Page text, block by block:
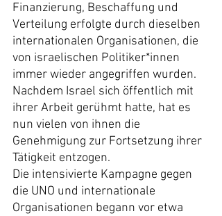
Finanzierung, Beschaffung und
Verteilung erfolgte durch dieselben
internationalen Organisationen, die
von israelischen Politiker*innen
immer wieder angegriffen wurden.
Nachdem Israel sich öffentlich mit
ihrer Arbeit gerühmt hatte, hat es
nun vielen von ihnen die
Genehmigung zur Fortsetzung ihrer
Tätigkeit entzogen.
Die intensivierte Kampagne gegen
die UNO und internationale
Organisationen begann vor etwa